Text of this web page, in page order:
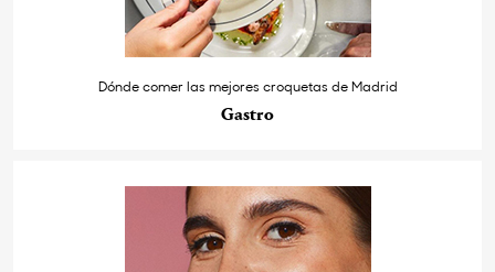
Dónde comer las mejores croquetas de Madrid
Gastro